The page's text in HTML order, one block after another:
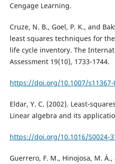
Cengage Learning.
Cruze, N. B., Goel, P. K., and
least squares techniques for
life cycle inventory. The
Assessment 19(10), 1733-1744.
https://doi.org/10.1007/s11367-
Eldar, Y. C. (2002). Least-
Linear algebra and its
https://doi.org/10.1016/S0024-
Guerrero, F. M., Hinojosa, M. Á.,